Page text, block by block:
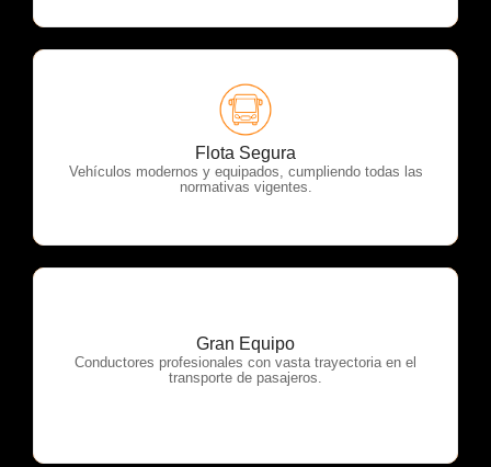
Flota Segura
Vehículos modernos y equipados, cumpliendo todas las
normativas vigentes.
OTP Servicios
Gran Equipo
Conductores profesionales con vasta trayectoria en el
transporte de pasajeros.
OTP Servicios